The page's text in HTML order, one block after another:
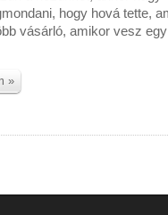
hogy hová tette,
vásárló, amikor vesz
»